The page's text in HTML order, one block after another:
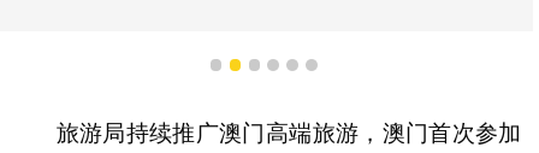
1 2 3 4 5 6
旅游局持续推广澳门高端旅游，澳门首次参加